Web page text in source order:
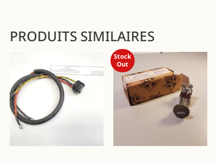
PRODUITS SIMILAIRES
Stock
Out